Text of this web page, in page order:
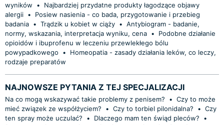
wyników
•
Najbardziej przydatne produkty łagodzące objawy
alergii •
Posiew nasienia - co bada, przygotowanie i przebieg
badania • Trądzik u kobiet w ciąży • Antybiogram - badanie,
normy, wskazania, interpretacja wyniku, cena •
Podobne działanie
opioidów i ibuprofenu w leczeniu przewlekłego bólu
powypadkowego
•
Homeopatia - zasady działania leków, co leczy,
rodzaje preparatów
NAJNOWSZE PYTANIA Z TEJ SPECJALIZACJI
Na co mogą wskazywać takie problemy z penisem? • Czy to może
mieć związek ze współżyciem?
• Czy to torbiel pilonidalna? • Czy
ten spray może uczulać?
• Dlaczego mam ten świąd pleców?
•